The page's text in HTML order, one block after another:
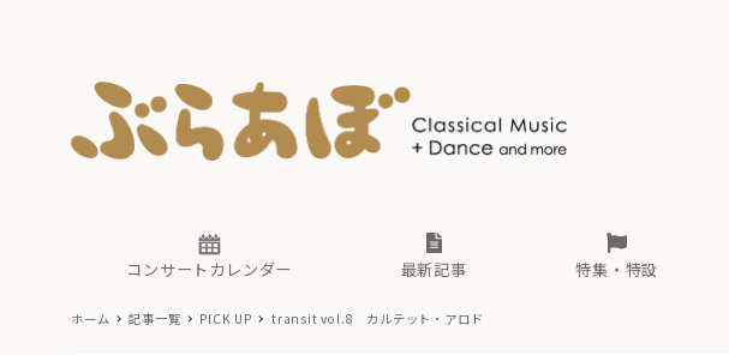
コンサートカレンダー 最新記事 特集・特設
古楽とその先と
無料ライブ配信スケジュール
あ か さ
ホーム 記事一覧 PICK UP transit vol.8 カルテット・アロド